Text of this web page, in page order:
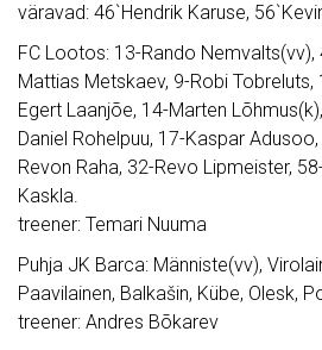
väravad: 46`Hendrik Karuse,
FC Lootos: 13-Rando Nemvalts(vv),
Mattias Metskaev, 9-Robi Tobreluts,
Egert Laanjõe, 14-Marten
Daniel Rohelpuu, 17-Kaspar
Revon Raha, 32-Revo Lipmeister,
Kaskla.
treener: Temari Nuuma
Puhja JK Barca: Männiste(vv),
Paavilainen, Balkašin, Kübe, Olesk,
treener: Andres Bõkarev